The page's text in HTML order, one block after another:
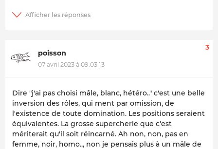
poisson
07 avril 2023 à 09:03:13
3
Dire "j'ai pas choisi mâle, blanc, hétéro.." c'est une belle
inversion des rôles, qui ment par omission, de
l'existence de toute domination. Les positions seraient
équivalentes. La grosse supercherie que c'est
mériterait qu'il soit réincarné. Ah non, non, pas en
femme, noir, homo.., non je pensais plus à un mâle de